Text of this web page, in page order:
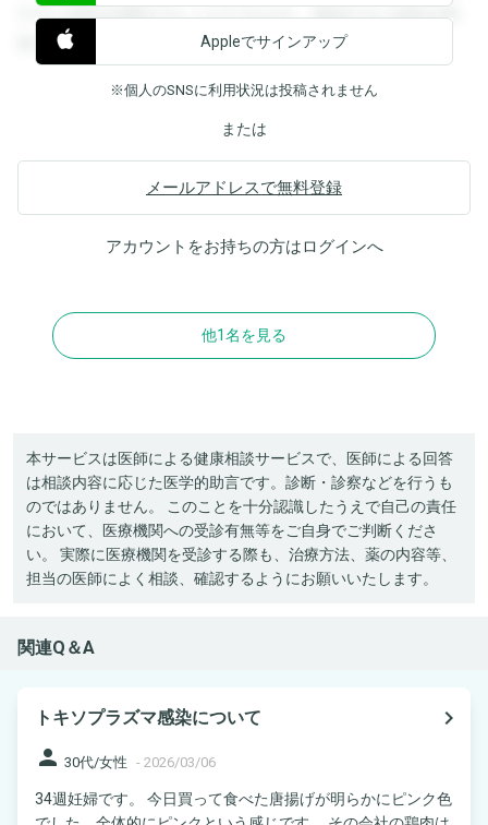
すると回答を閲覧することができます。登録すると回答を閲
覧することができます。
Appleでサインアップ
※個人のSNSに利用状況は投稿されません
または
メールアドレスで無料登録
アカウントをお持ちの方はログインへ
他1名を見る
本サービスは医師による健康相談サービスで、医師による回答
は相談内容に応じた医学的助言です。診断・診察などを行うも
のではありません。 このことを十分認識したうえで自己の責任
において、医療機関への受診有無等をご自身でご判断くださ
い。 実際に医療機関を受診する際も、治療方法、薬の内容等、
担当の医師によく相談、確認するようにお願いいたします。
関連Q＆A
トキソプラズマ感染について
navigate_next
person 30代/女性 - 2026/03/06
34週妊婦です。 今日買って食べた唐揚げが明らかにピンク色